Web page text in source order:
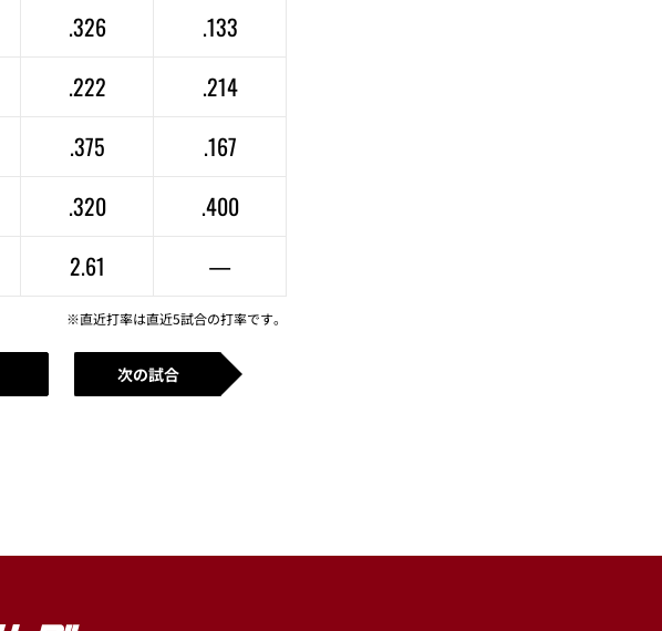
.326
.133
.222
.214
.375
.167
.320
.400
2.61 —
※直近打率は直近5試合の打率です。
次の試合